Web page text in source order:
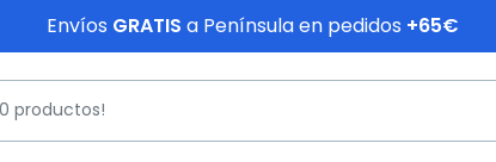
Envíos GRATIS a Península en pedidos +65€